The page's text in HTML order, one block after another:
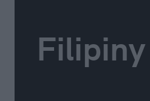
Filipiny